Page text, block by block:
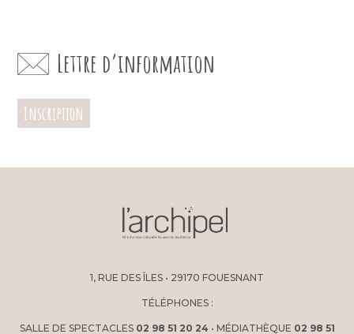
Lettre d’information
Inscription
1, RUE DES ÎLES • 29170 FOUESNANT
TÉLÉPHONES :
SALLE DE SPECTACLES 02 98 51 20 24 • MÉDIATHÈQUE 02 98 51